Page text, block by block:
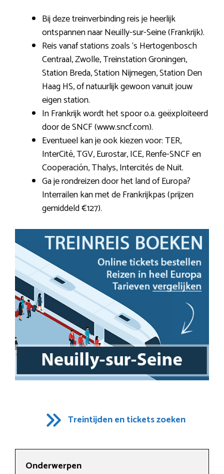
Bij deze treinverbinding reis je heerlijk
ontspannen naar Neuilly-sur-Seine (Frankrijk).
Reis vanaf stations zoals ‘s Hertogenbosch
Centraal, Zwolle, Treinstation Groningen,
Station Breda, Station Nijmegen, Station Den
Haag HS, of natuurlijk gewoon vanuit jouw
eigen station.
In Frankrijk wordt het spoor o.a. geëxploiteerd
door de SNCF (www.sncf.com).
Eventueel kan je ook kiezen voor: TER,
InterCité, TGV, Eurostar, ICE, Renfe-SNCF en
Cooperación, Thalys, Intercités de Nuit.
Ga je rondreizen door het land of Europa?
Interrailen kan met de Frankrijkpas (prijzen
gemiddeld €127).
Treintijden en tickets zoeken
Onderwerpen